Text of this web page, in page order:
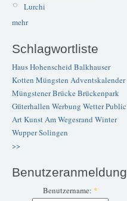
Lurchi
mehr
Schlagwortliste
Haus Hohenscheid Balkhauser
Kotten Müngsten Adventskalender
Müngstener BrückeBrückenpark
Güterhallen Werbung WetterPublic
ArtKunstAm Wegesrand Winter
WupperSolingen
>>
Benutzeranmeldung
Benutzername: *